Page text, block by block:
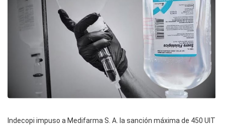
Indecopi impuso a Medifarma S. A. la sanción máxima de 450 UIT